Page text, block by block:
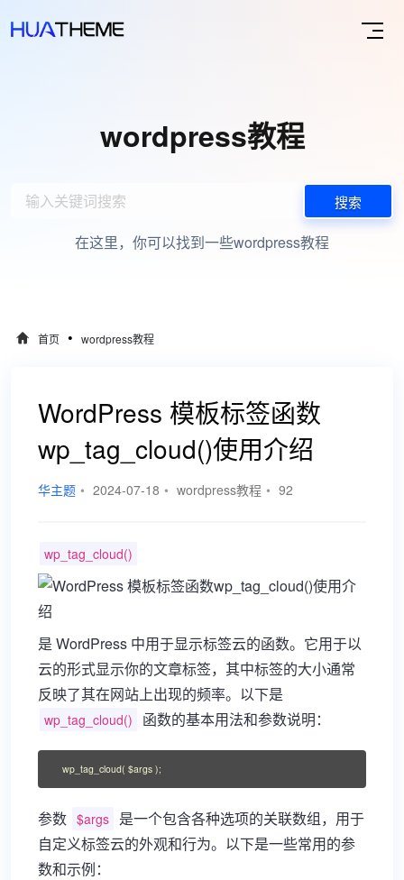
wordpress教程
搜索
在这里，你可以找到一些wordpress教程
首页 • wordpress教程
WordPress 模板标签函数
wp_tag_cloud()使用介绍
华主题 • 2024-07-18 • wordpress教程 • 92
wp_tag_cloud()
是 WordPress 中用于显示标签云的函数。它用于以
云的形式显示你的文章标签，其中标签的大小通常
反映了其在网站上出现的频率。以下是
wp_tag_cloud() 函数的基本用法和参数说明：
wp_tag_cloud( $args );
参数 $args 是一个包含各种选项的关联数组，用于
自定义标签云的外观和行为。以下是一些常用的参
数和示例：